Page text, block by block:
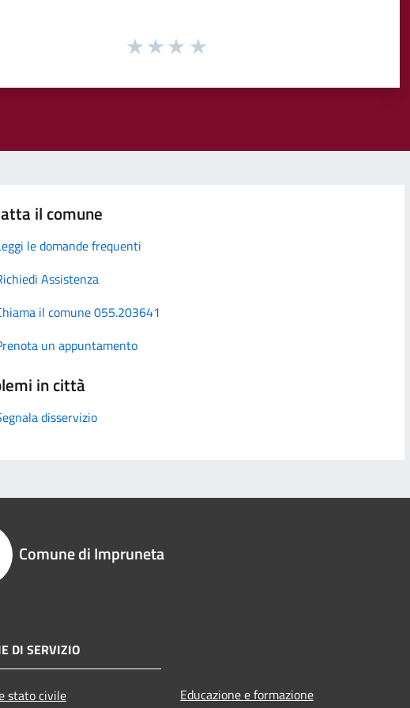
il comune
le domande frequenti
Assistenza
il comune 055.203641
un appuntamento
in città
disservizio
Comune di Impruneta
DI SERVIZIO
stato civile Educazione e formazione